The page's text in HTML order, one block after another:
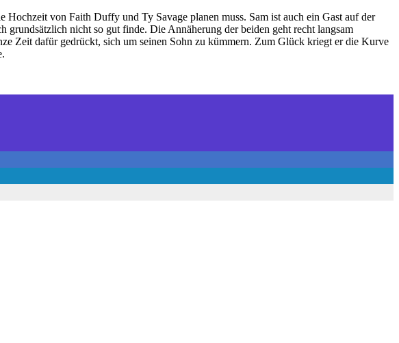
von Faith Duffy und Ty Savage planen muss. Sam ist auch ein Gast auf der
nicht so gut finde. Die Annäherung der beiden geht recht langsam
Zeit dafür gedrückt, sich um seinen Sohn zu kümmern. Zum Glück kriegt er die Kurve